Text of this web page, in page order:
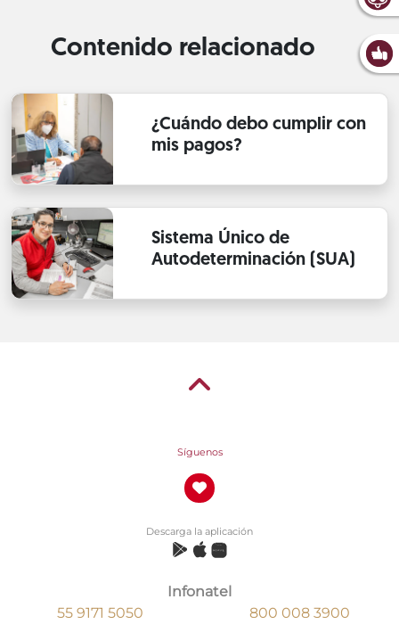
Contenido relacionado
¿Cuándo debo cumplir con
mis pagos?
Sistema Único de
Autodeterminación (SUA)
Síguenos
Descarga la aplicación
Infonatel
55 9171 5050
800 008 3900